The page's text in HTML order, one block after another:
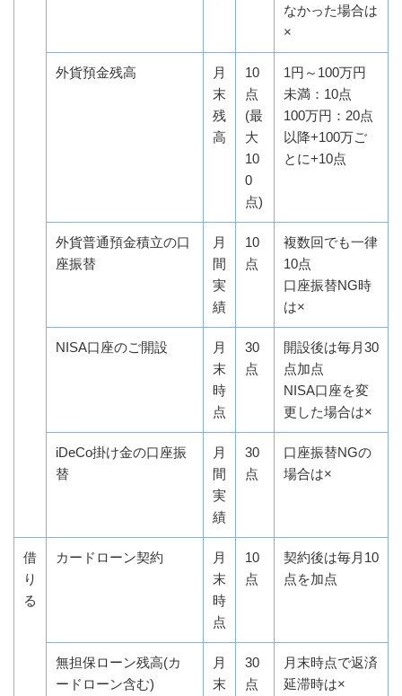
なかった場合は
×
外貨預金残高
月
末
残
高
10
点
(最
大
10
0
点)
1円～100万円
未満：10点
100万円：20点
以降+100万ご
とに+10点
外貨普通預金積立の口
座振替
月
間
実
績
10
点
複数回でも一律
10点
口座振替NG時
は×
NISA口座のご開設
月
末
時
点
30
点
開設後は毎月30
点加点
NISA口座を変
更した場合は×
iDeCo掛け金の口座振
替
月
間
実
績
30
点
口座振替NGの
場合は×
借
り
る
カードローン契約
月
末
時
点
10
点
契約後は毎月10
点を加点
無担保ローン残高(カ
ードローン含む)
月
末
30
点
月末時点で返済
延滞時は×